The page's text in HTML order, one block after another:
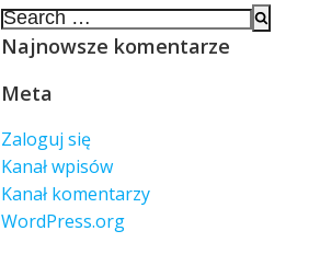
Search
for:
Najnowsze komentarze
Meta
Zaloguj się
Kanał wpisów
Kanał komentarzy
WordPress.org